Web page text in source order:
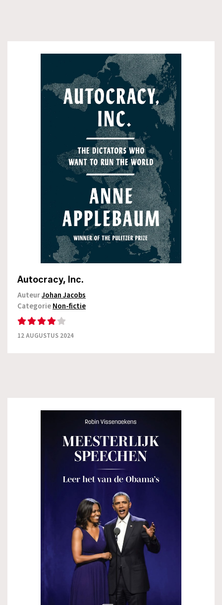
Autocracy, Inc.
AuteurJohan Jacobs
CategorieNon-fictie
12 AUGUSTUS 2024